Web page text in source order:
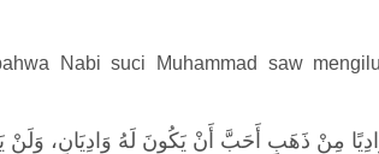
Nabi suci Muhammad saw
‌مِنْ ‌ذَهَبٍ أَحَبَّ أَنْ يَكُونَ لَهُ وَادِيَانِ، وَلَنْ